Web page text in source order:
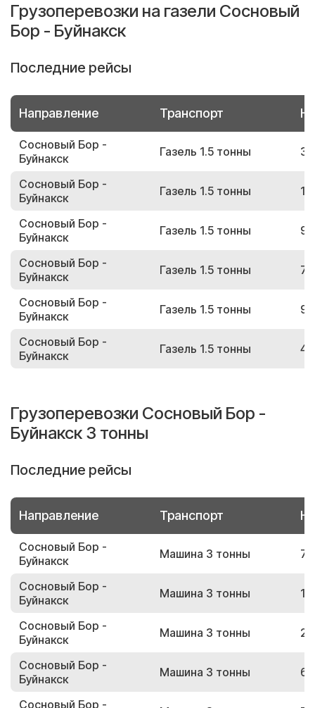
Грузоперевозки на газели Сосновый
Бор - Буйнакск
Последние рейсы
Направление Транспорт
Сосновый Бор -
Буйнакск
Газель 1.5 тонны
Сосновый Бор -
Буйнакск
Газель 1.5 тонны
Сосновый Бор -
Буйнакск
Газель 1.5 тонны
Сосновый Бор -
Буйнакск
Газель 1.5 тонны
Сосновый Бор -
Буйнакск
Газель 1.5 тонны
Сосновый Бор -
Буйнакск
Газель 1.5 тонны
Грузоперевозки Сосновый Бор -
Буйнакск 3 тонны
Последние рейсы
Направление Транспорт
Сосновый Бор -
Буйнакск
Машина 3 тонны
Сосновый Бор -
Буйнакск
Машина 3 тонны
Сосновый Бор -
Буйнакск
Машина 3 тонны
Сосновый Бор -
Буйнакск
Машина 3 тонны
Сосновый Бор -